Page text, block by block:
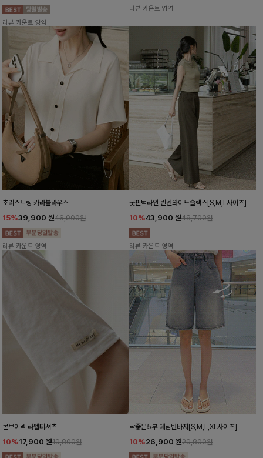
리뷰 카운트 영역
리뷰 카운트 영역
초리스트링 카라블라우스
15%39,900 원46,900원
리뷰 카운트 영역
굿핀턱라인 린넨와이드슬랙스[S,M,L사이즈]
10%43,900 원48,700원
리뷰 카운트 영역
콘브이넥 라벨티셔츠
10%17,900 원19,800원
딱좋은5부 데님반바지[S,M,L,XL사이즈]
10%26,900 원29,800원